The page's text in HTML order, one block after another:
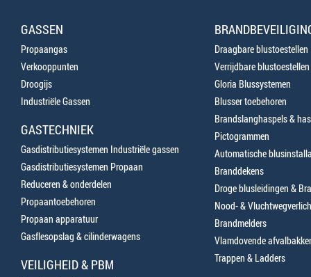
GASSEN
Propaangas
Verkooppunten
Droogijs
Industriële Gassen
GASTECHNIEK
Gasdistributiesystemen Industriële gassen
Gasdistributiesystemen Propaan
Reduceren & onderdelen
Propaantoebehoren
Propaan apparatuur
Gasflesopslag & cilinderwagens
VEILIGHEID & PBM
Draagbare blustoestellen
Verrijdbare blustoestellen
Gloria Blussystemen
Blusser toebehoren
Brandslanghaspels &
Pictogrammen
Automatische
Branddekens
Droge blusleidingen &
Nood- &
Brandmelders
Vlamdovende
Trappen & Ladders